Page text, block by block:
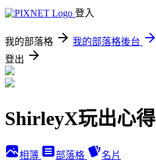
登入
我的部落格 我的部落格後台
登出
ShirleyX玩出心得
相簿 部落格 名片